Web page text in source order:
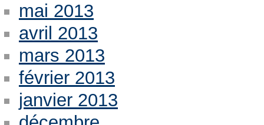
mai 2013
avril 2013
mars 2013
février 2013
janvier 2013